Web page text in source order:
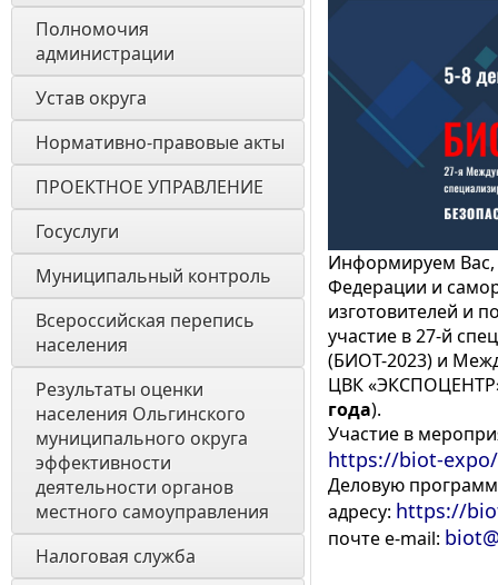
Полномочия
администрации
Устав округа
Нормативно-правовые акты
ПРОЕКТНОЕ УПРАВЛЕНИЕ
Госуслуги
Муниципальный контроль
Всероссийская перепись
населения
Результаты оценки
населения Ольгинского
муниципального округа
эффективности
деятельности органов
местного самоуправления
Налоговая служба
Информируем Вас,
Федерации и
изготовителей и
участие в 27-й
(БИОТ-2023) и
ЦВК
года).
Участие в
https://biot-
Деловую
адресу: https://
почте e-mail: